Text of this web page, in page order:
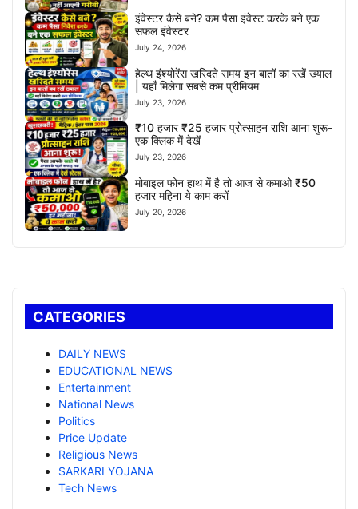
इंवेस्टर कैसे बने? कम पैसा इंवेस्ट करके बने एक
सफल इंवेस्टर
July 24, 2026
हेल्थ इंश्योरेंस खरिदते समय इन बातों का रखें ख्याल
| यहाँ मिलेगा सबसे कम प्रीमियम
July 23, 2026
₹10 हजार ₹25 हजार प्रोत्साहन राशि आना शुरू-
एक क्लिक में देखें
July 23, 2026
मोबाइल फोन हाथ में है तो आज से कमाओ ₹50
हजार महिना ये काम करों
July 20, 2026
CATEGORIES
DAILY NEWS
EDUCATIONAL NEWS
Entertainment
National News
Politics
Price Update
Religious News
SARKARI YOJANA
Tech News